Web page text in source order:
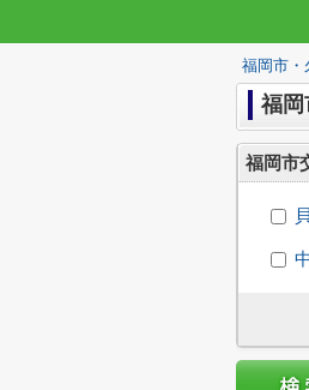
福岡市・
福岡
福岡市